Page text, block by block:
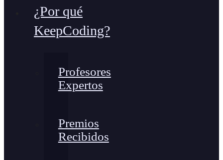
¿Por qué
KeepCoding?
Profesores
Expertos
Premios
Recibidos